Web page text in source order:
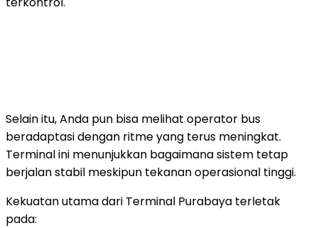
Selain itu, Anda pun bisa melihat operator bus
beradaptasi dengan ritme yang terus meningkat.
Terminal ini menunjukkan bagaimana sistem tetap
berjalan stabil meskipun tekanan operasional tinggi.
Kekuatan utama dari Terminal Purabaya terletak
pada: